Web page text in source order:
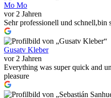
Mo Mo
vor 2 Jahren
Sehr professionell und schnell,bin
Gusatv Kleber
vor 2 Jahren
Everything was super quick and
pleasure